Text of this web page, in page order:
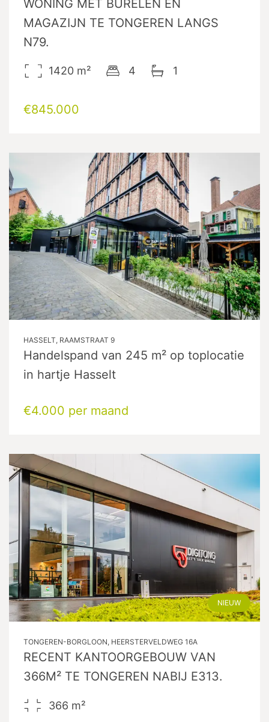
WONING MET BURELEN EN
MAGAZIJN TE TONGEREN LANGS
N79.
1420 m² 4 1
€845.000
HASSELT, RAAMSTRAAT 9
Handelspand van 245 m² op toplocatie
in hartje Hasselt
€4.000 per maand
NIEUW
TONGEREN-BORGLOON, HEERSTERVELDWEG 16A
RECENT KANTOORGEBOUW VAN
366M² TE TONGEREN NABIJ E313.
366 m²